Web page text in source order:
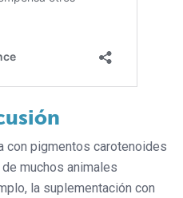
con pigmentos carotenoides
muchos animales
la suplementación con